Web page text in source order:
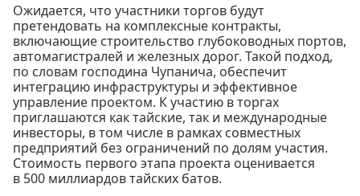
Ожидается, что участники торгов будут
претендовать на комплексные контракты,
включающие строительство глубоководных портов,
автомагистралей и железных дорог. Такой подход,
по словам господина Чупанича, обеспечит
интеграцию инфраструктуры и эффективное
управление проектом. К участию в торгах
приглашаются как тайские, так и международные
инвесторы, в том числе в рамках совместных
предприятий без ограничений по долям участия.
Стоимость первого этапа проекта оценивается
в 500 миллиардов тайских батов.